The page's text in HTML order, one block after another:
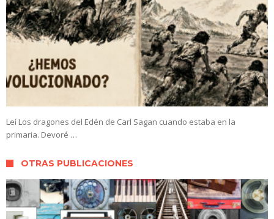
Leí Los dragones del Edén de Carl Sagan cuando estaba en la
primaria. Devoré …
OTRAS PUBLICACIONES